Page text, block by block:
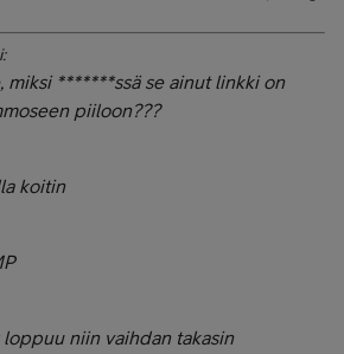
miksi *******ssä se ainut linkki on
piiloon???
koitin
niin vaihdan takasin